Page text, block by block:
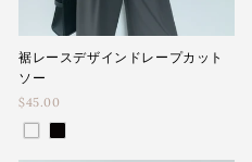
裾レースデザインドレープカット
ソー
$45.00